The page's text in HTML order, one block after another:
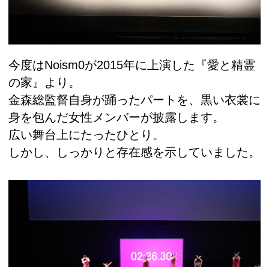
今度はNoism0が2015年に上演した『愛と精霊
の家』より。
金森総監督自身が踊ったパートを、黒い衣裳に
身を包んだ女性メンバーが披露します。
広い舞台上にたったひとり。
しかし、しっかりと存在感を示していました。